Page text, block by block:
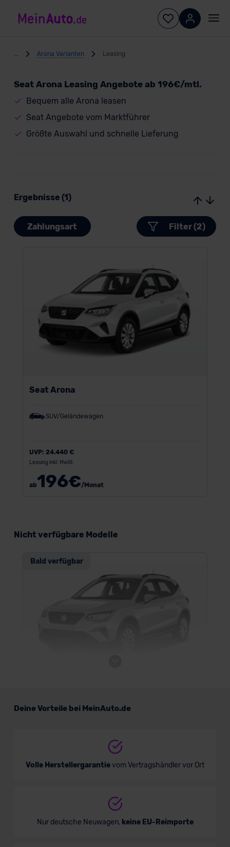
Arona Varianten Leasing
Seat Arona Leasing Angebote ab 196€/mtl.
Bequem alle Arona leasen
Seat Angebote vom Marktführer
Größte Auswahl und schnelle Lieferung
Ergebnisse (1)
Zahlungsart Filter (2)
Seat Arona
SUV/Geländewagen
UVP: 24.440 €
Leasing inkl. MwSt.
ab196€/Monat
Nicht verfügbare Modelle
Bald verfügbar
Deine Vorteile bei MeinAuto.de
Volle Herstellergarantievom Vertragshändler vor Ort
Nur deutsche Neuwagen, keine EU-Reimporte